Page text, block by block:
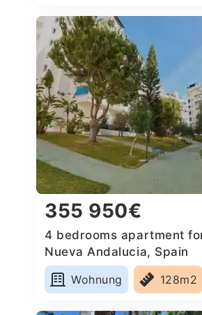
355 950€
4 bedrooms apartment
Nueva Andalucia, Spain
Wohnung
128m2